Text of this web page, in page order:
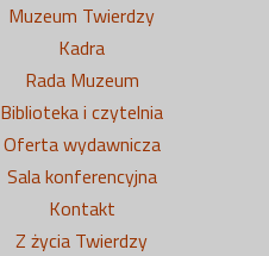
Muzeum Twierdzy
Kadra
Rada Muzeum
Biblioteka i czytelnia
Oferta wydawnicza
Sala konferencyjna
Kontakt
Z życia Twierdzy